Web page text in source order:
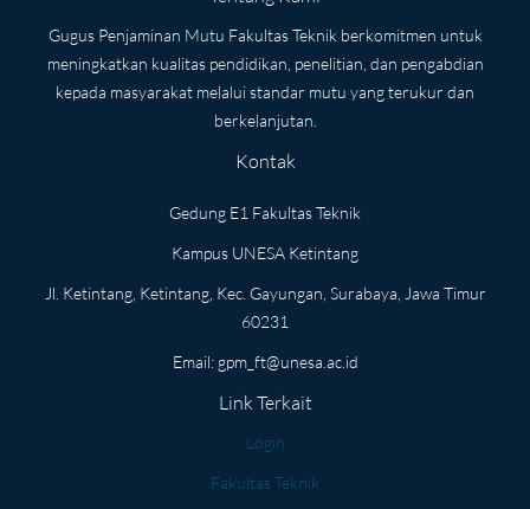
Gugus Penjaminan Mutu Fakultas Teknik berkomitmen untuk
meningkatkan kualitas pendidikan, penelitian, dan pengabdian
kepada masyarakat melalui standar mutu yang terukur dan
berkelanjutan.
Kontak
Gedung E1 Fakultas Teknik
Kampus UNESA Ketintang
Jl. Ketintang, Ketintang, Kec. Gayungan, Surabaya, Jawa Timur
60231
Email: gpm_ft@unesa.ac.id
Link Terkait
Login
Fakultas Teknik